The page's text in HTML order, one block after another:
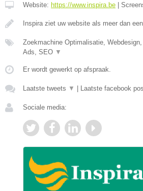
Website: https://www.inspira.be |
Inspira ziet uw website als meer dan
Zoekmachine Optimalisatie,
Ads, SEO ▼
Er wordt gewerkt op afspraak.
Laatste tweets ▼ | Laatste facebook
Sociale media: